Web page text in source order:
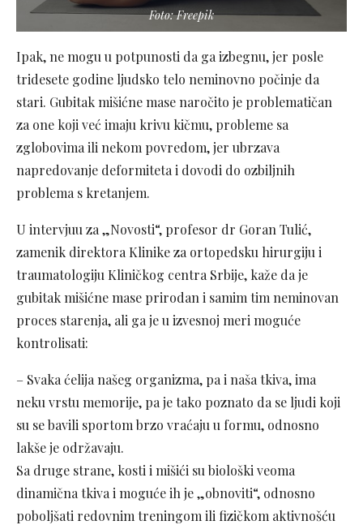
Foto: Freepik
Ipak, ne mogu u potpunosti da ga izbegnu, jer posle
tridesete godine ljudsko telo neminovno počinje da
stari. Gubitak mišićne mase naročito je problematičan
za one koji već imaju krivu kičmu, probleme sa
zglobovima ili nekom povredom, jer ubrzava
napredovanje deformiteta i dovodi do ozbiljnih
problema s kretanjem.
U intervjuu za „Novosti“, profesor dr Goran Tulić,
zamenik direktora Klinike za ortopedsku hirurgiju i
traumatologiju Kliničkog centra Srbije, kaže da je
gubitak mišićne mase prirodan i samim tim neminovan
proces starenja, ali ga je u izvesnoj meri moguće
kontrolisati:
– Svaka ćelija našeg organizma, pa i naša tkiva, ima
neku vrstu memorije, pa je tako poznato da se ljudi koji
su se bavili sportom brzo vraćaju u formu, odnosno
lakše je održavaju.
Sa druge strane, kosti i mišići su biološki veoma
dinamična tkiva i moguće ih je „obnoviti“, odnosno
poboljšati redovnim treningom ili fizičkom aktivnošću